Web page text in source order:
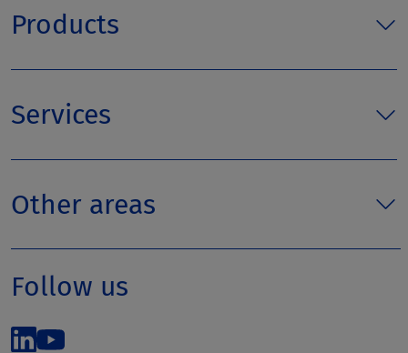
Products
Services
Other areas
Follow us